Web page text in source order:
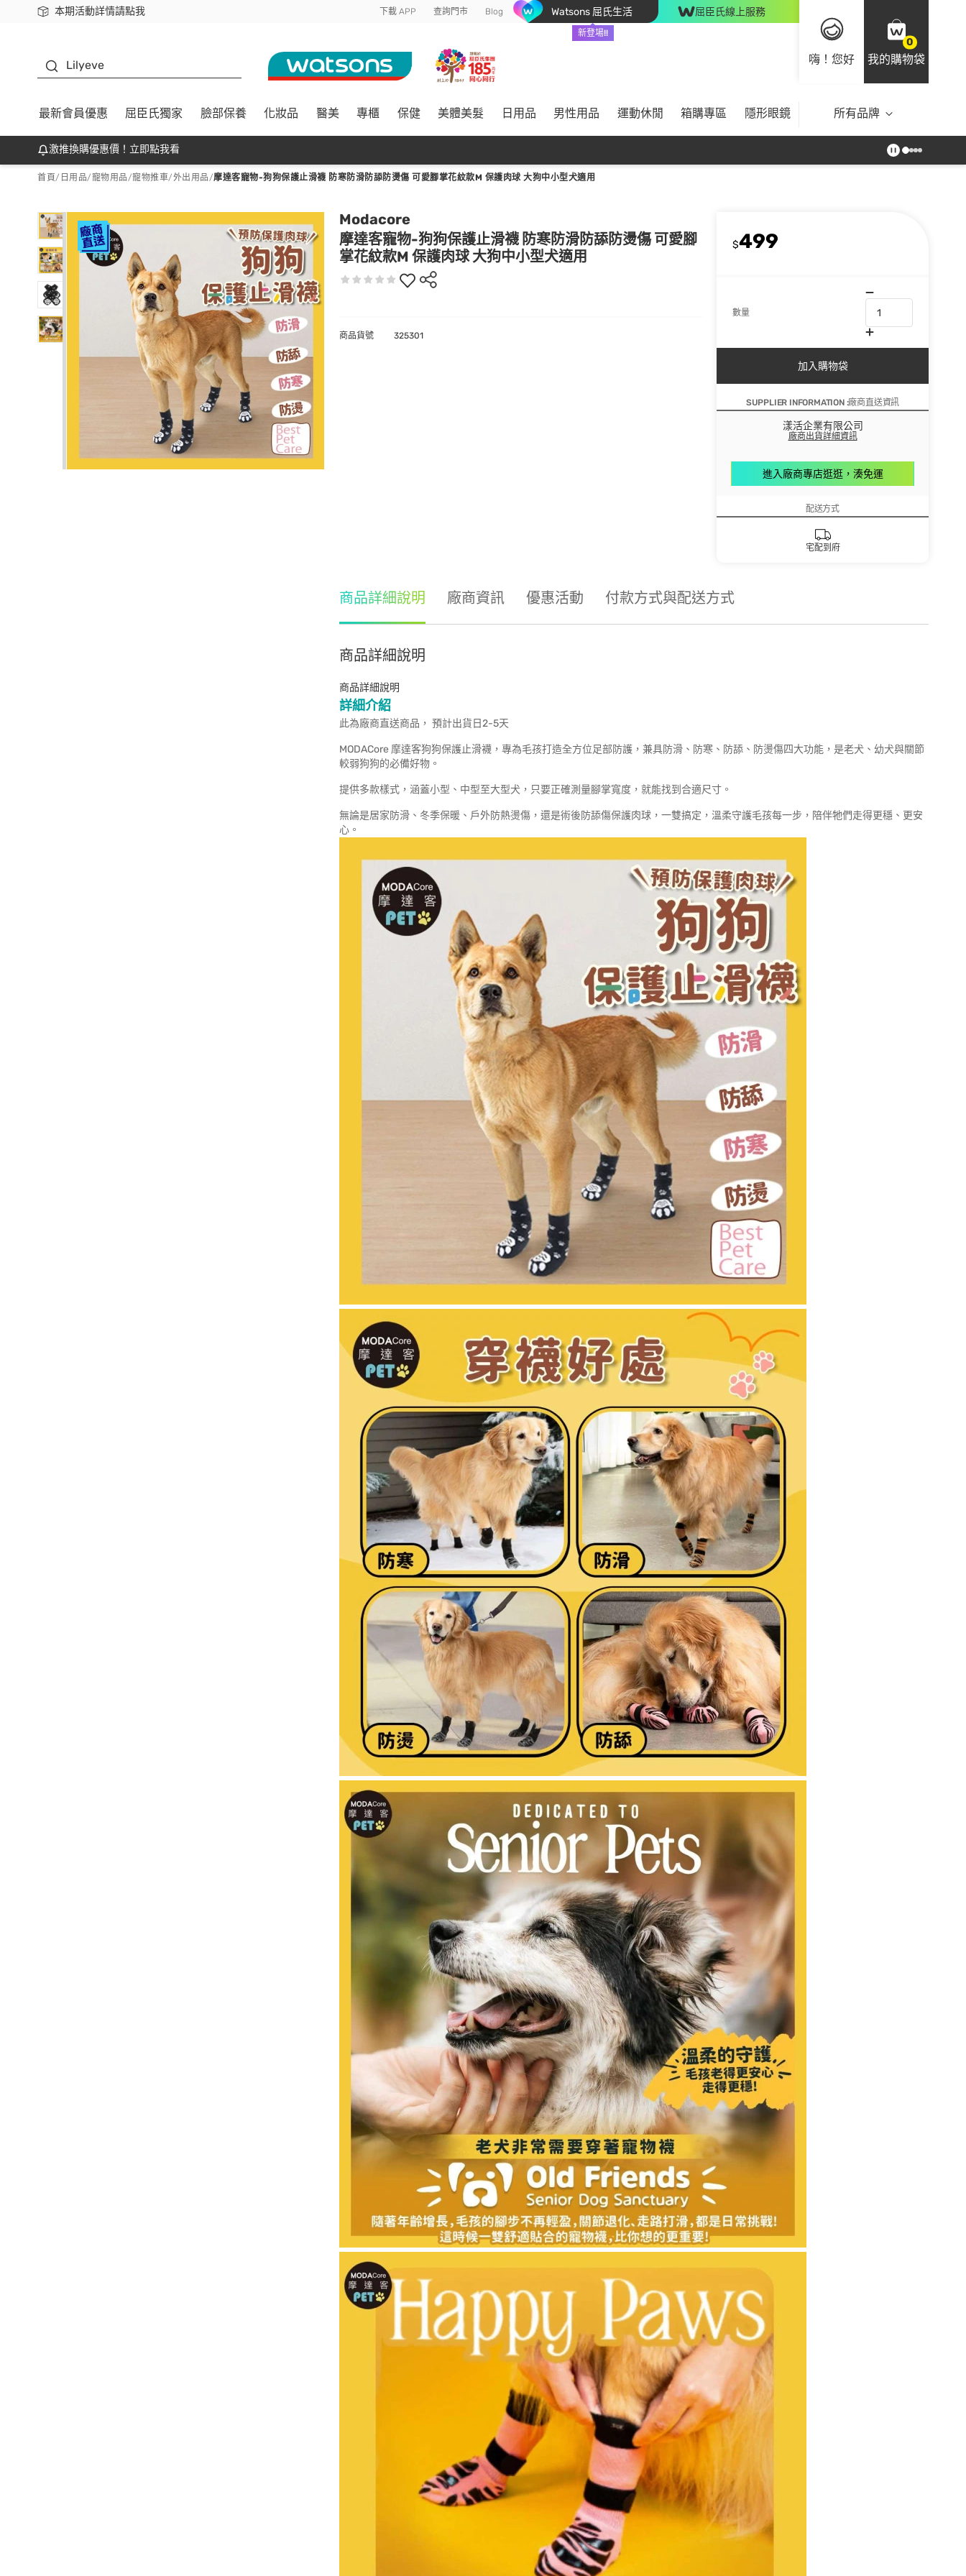
本期活動詳情請點我
下載app最高回饋$350 下載 APP 查詢門市 Blog Watsons 屈氏生活
新登場!!
屈臣氏線上服務
嗨！您好
0
我的購物袋
Lilyeve
最新會員優惠 屈臣氏獨家 臉部保養 化妝品 醫美 專櫃 保健 美體美髮 日用品 男性用品 運動休閒 箱購專區 隱形眼鏡 所有品牌
激推換購優惠價！立即點我看
首頁/ 日用品/寵物用品/寵物推車/外出用品/摩達客寵物-狗狗保護止滑襪 防寒防滑防舔防燙傷 可愛腳掌花紋款M 保護肉球 大狗中小型犬適用
Modacore
摩達客寵物-狗狗保護止滑襪 防寒防滑防舔防燙傷 可愛腳
掌花紋款M 保護肉球 大狗中小型犬適用
$499
數量
加入購物袋
SUPPLIER INFORMATION :廠商直送資訊
漾活企業有限公司
廠商出貨詳細資訊
進入廠商專店逛逛，湊免運
配送方式
宅配到府
商品貨號 325301
商品詳細說明 廠商資訊 優惠活動 付款方式與配送方式
商品詳細說明
商品詳細說明
詳細介紹
此為廠商直送商品， 預計出貨日2-5天
MODACore 摩達客狗狗保護止滑襪，專為毛孩打造全方位足部防護，兼具防滑、防寒、防舔、防燙傷四大功能，是老犬、幼犬與關節
較弱狗狗的必備好物。
提供多款樣式，涵蓋小型、中型至大型犬，只要正確測量腳掌寬度，就能找到合適尺寸。
無論是居家防滑、冬季保暖、戶外防熱燙傷，還是術後防舔傷保護肉球，一雙搞定，溫柔守護毛孩每一步，陪伴牠們走得更穩、更安
心。